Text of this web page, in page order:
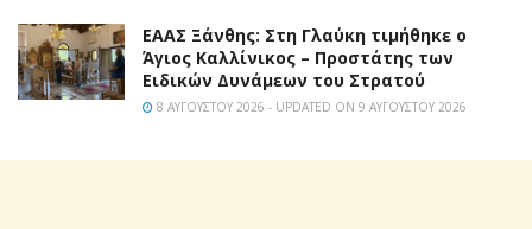
EAAΣ Ξάνθης: Στη Γλαύκη τιμήθηκε ο
Άγιος Καλλίνικος – Προστάτης των
Ειδικών Δυνάμεων του Στρατού
8 ΑΥΓΟΎΣΤΟΥ 2026 - UPDATED ON 9 ΑΥΓΟΎΣΤΟΥ 2026